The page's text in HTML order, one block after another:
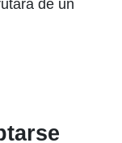
de un